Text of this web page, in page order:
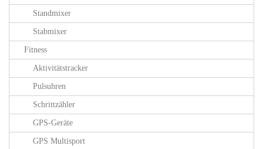
Standmixer
Stabmixer
Fitness
Aktivitätstracker
Pulsuhren
Schrittzähler
GPS-Geräte
GPS Multisport